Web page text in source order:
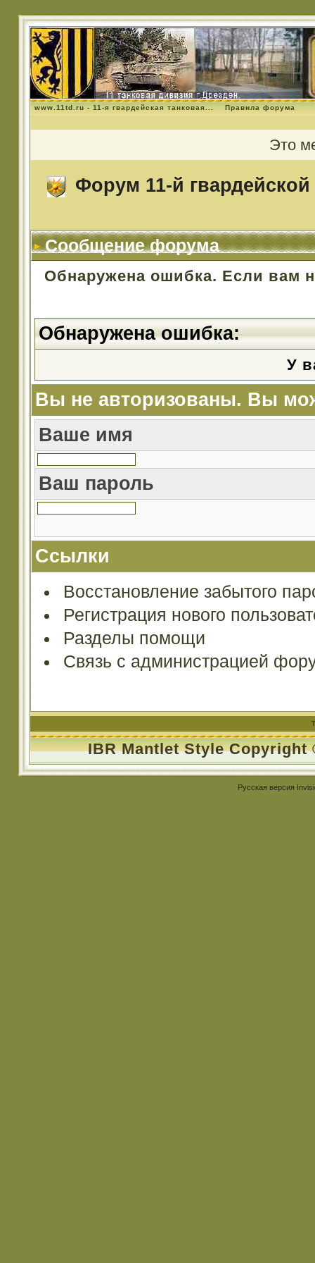
www.11td.ru - 11-я гвардейская танковая... Правила форума
Это
Форум 11-й гвардейской
Сообщение форума
Обнаружена ошибка. Если вам
Обнаружена ошибка:
У
Вы не авторизованы. Вы
Ваше имя
Ваш пароль
Ссылки
Восстановление забытого
Регистрация нового
Разделы помощи
Связь с администрацией
IBR Mantlet Style Copyright
Русская версия